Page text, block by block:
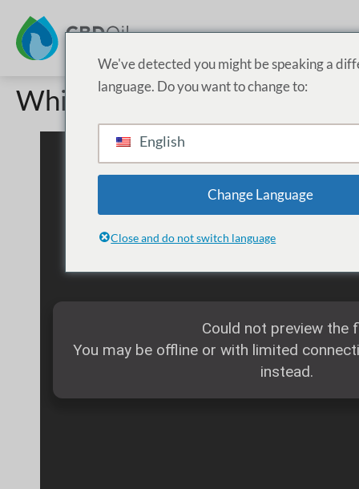
White Label-Preisliste
We've detected you might be speaking a
language. Do you want to change to:
English
Change Language
Close and do not switch language